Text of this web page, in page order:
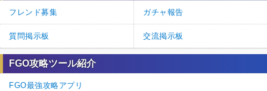
フレンド募集 ガチャ報告
質問掲示板 交流掲示板
FGO攻略ツール紹介
FGO最強攻略アプリ